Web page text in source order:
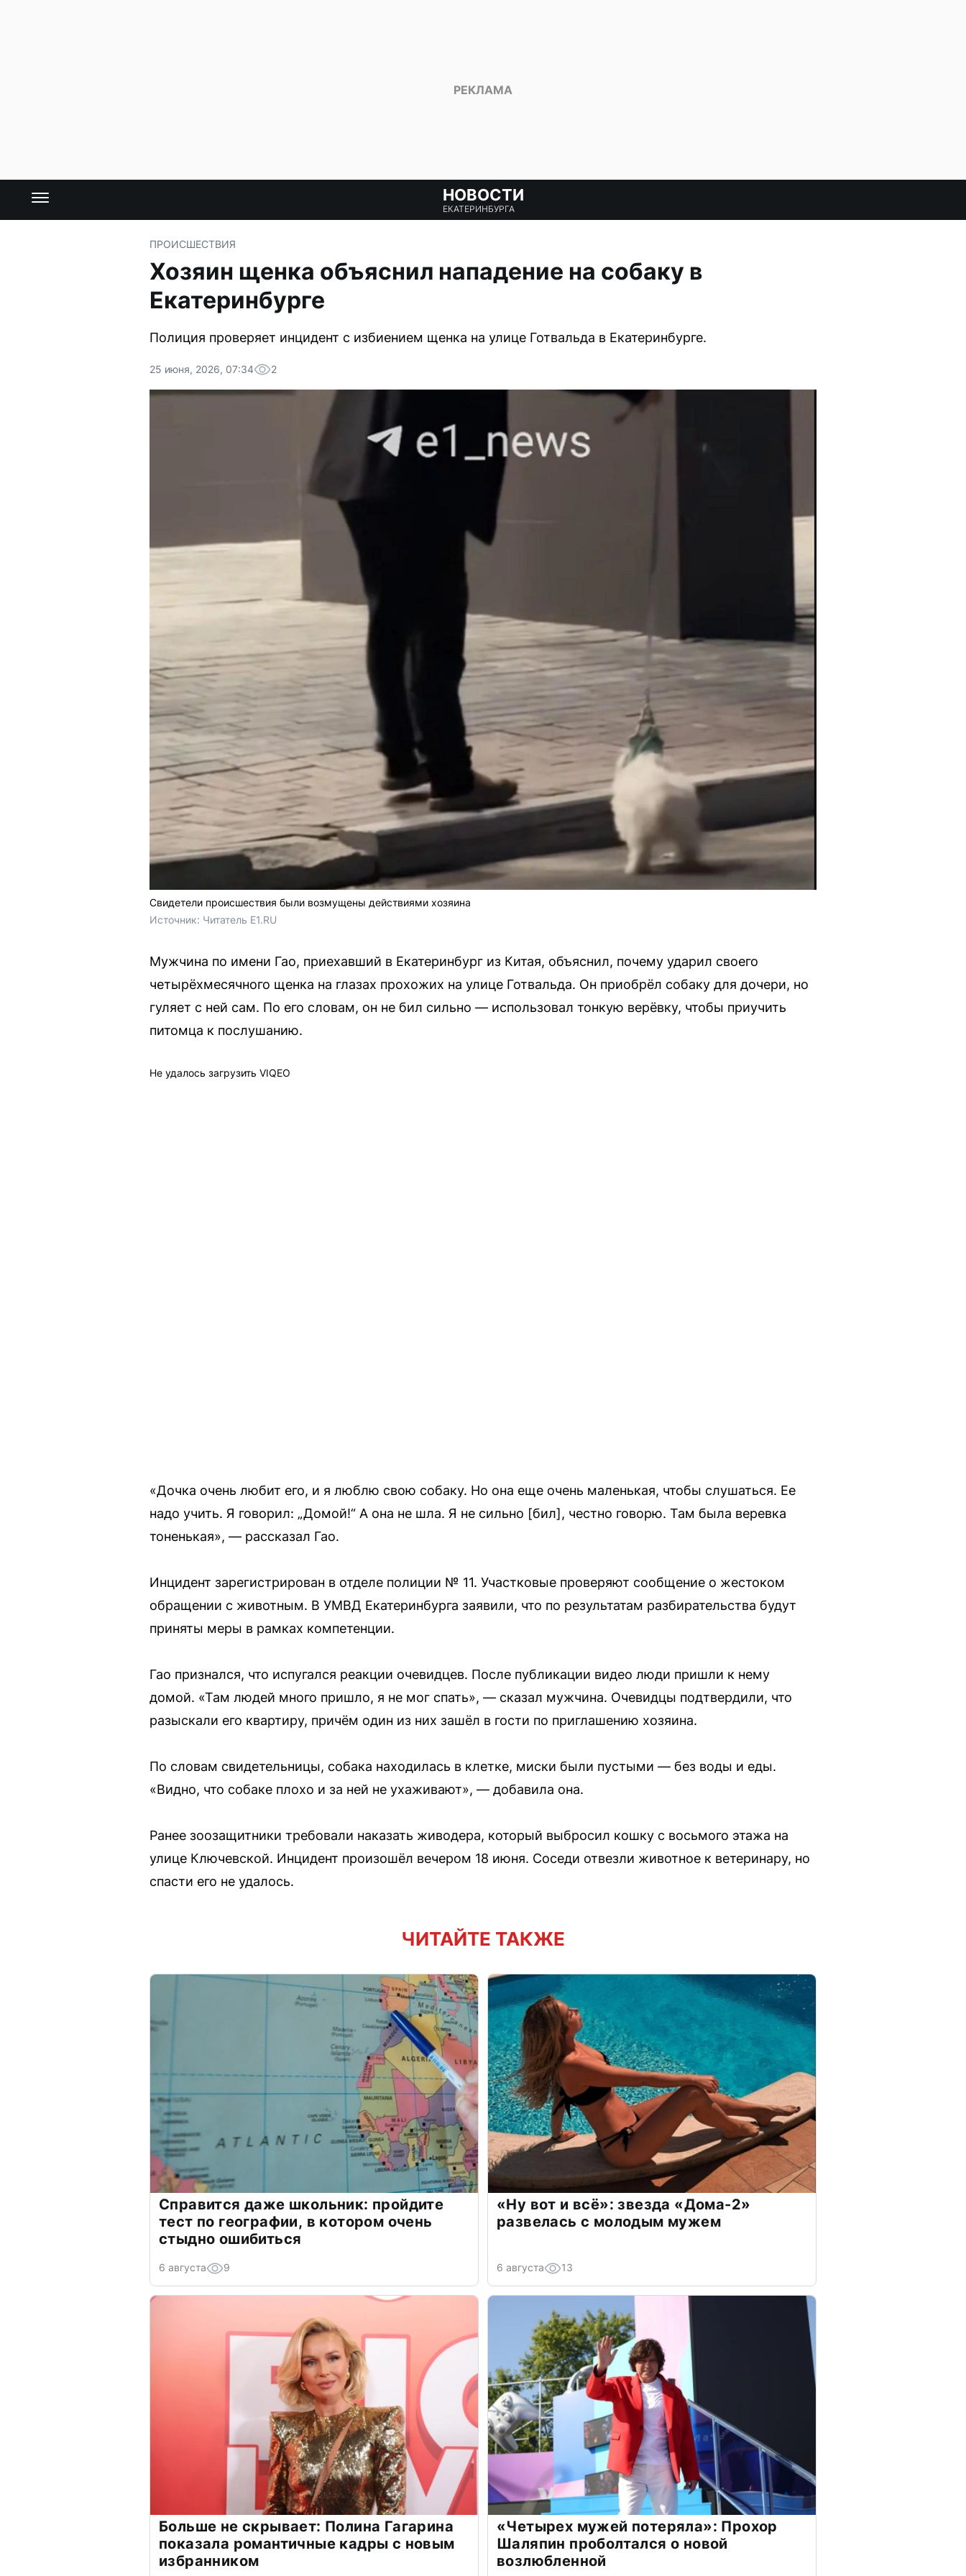
НОВОСТИ
ЕКАТЕРИНБУРГА
ПРОИСШЕСТВИЯ
Хозяин щенка объяснил нападение на собаку в
Екатеринбурге
Полиция проверяет инцидент с избиением щенка на улице Готвальда в Екатеринбурге.
25 июня, 2026, 07:34 2
Свидетели происшествия были возмущены действиями хозяина
Источник: Читатель E1.RU
Мужчина по имени Гао, приехавший в Екатеринбург из Китая, объяснил, почему ударил своего
четырёхмесячного щенка на глазах прохожих на улице Готвальда. Он приобрёл собаку для дочери, но
гуляет с ней сам. По его словам, он не бил сильно — использовал тонкую верёвку, чтобы приучить
питомца к послушанию.
Не удалось загрузить VIQEO
«Дочка очень любит его, и я люблю свою собаку. Но она еще очень маленькая, чтобы слушаться. Ее
надо учить. Я говорил: „Домой!“ А она не шла. Я не сильно [бил], честно говорю. Там была веревка
тоненькая», — рассказал Гао.
Инцидент зарегистрирован в отделе полиции № 11. Участковые проверяют сообщение о жестоком
обращении с животным. В УМВД Екатеринбурга заявили, что по результатам разбирательства будут
приняты меры в рамках компетенции.
Гао признался, что испугался реакции очевидцев. После публикации видео люди пришли к нему
домой. «Там людей много пришло, я не мог спать», — сказал мужчина. Очевидцы подтвердили, что
разыскали его квартиру, причём один из них зашёл в гости по приглашению хозяина.
По словам свидетельницы, собака находилась в клетке, миски были пустыми — без воды и еды.
«Видно, что собаке плохо и за ней не ухаживают», — добавила она.
Ранее зоозащитники требовали наказать живодера, который выбросил кошку с восьмого этажа на
улице Ключевской. Инцидент произошёл вечером 18 июня. Соседи отвезли животное к ветеринару, но
спасти его не удалось.
ЧИТАЙТЕ ТАКЖЕ
Справится даже школьник: пройдите
тест по географии, в котором очень
стыдно ошибиться
6 августа 9
«Ну вот и всё»: звезда «Дома-2»
развелась с молодым мужем
6 августа 13
Больше не скрывает: Полина Гагарина
показала романтичные кадры с новым
избранником
«Четырех мужей потеряла»: Прохор
Шаляпин проболтался о новой
возлюбленной